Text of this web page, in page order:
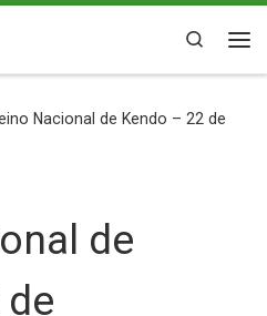
Search
Nacional de Kendo – 22 de
de